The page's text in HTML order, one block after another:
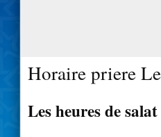
Horaire priere
Les heures de